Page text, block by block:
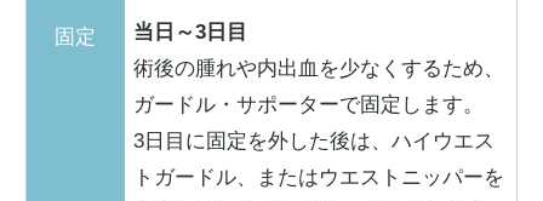
固定
当日～3日目
術後の腫れや内出血を少なくするため、
ガードル・サポーターで固定します。
3日目に固定を外した後は、ハイウエス
トガードル、またはウエストニッパーを